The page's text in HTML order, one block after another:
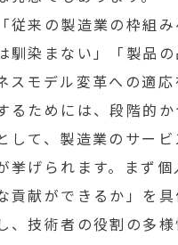
従来の製造業の枠組
馴染まない」「製品
スモデル変革への適応
るためには、段階的
して、製造業のサー
挙げられます。まず
貢献ができるか」を
、技術者の役割の多様